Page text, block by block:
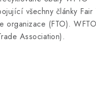
všechny články Fair
organizace (FTO).
Association).